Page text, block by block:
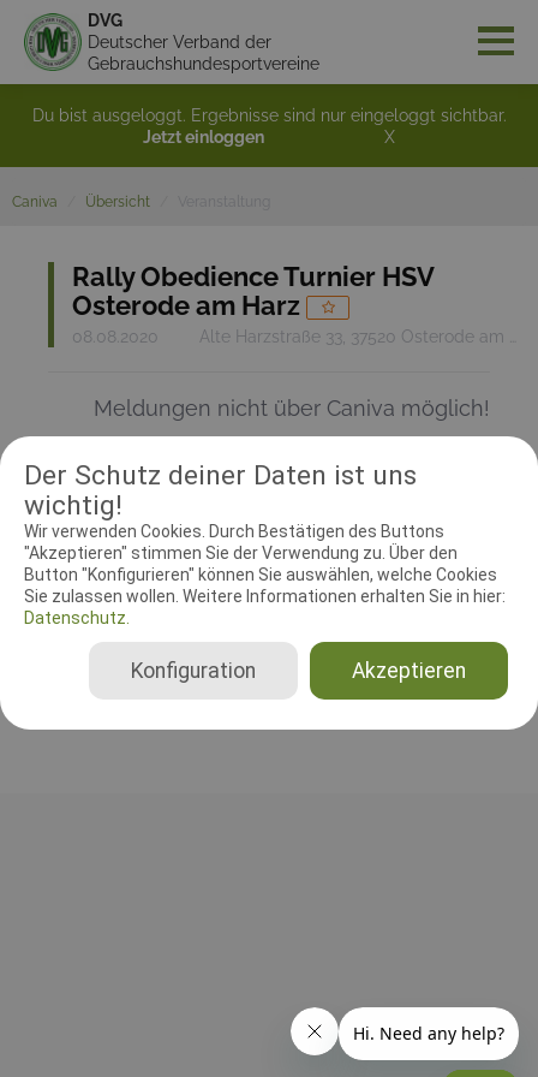
Der Schutz deiner Daten ist uns
wichtig!
Wir verwenden Cookies. Durch Bestätigen des Buttons
"Akzeptieren" stimmen Sie der Verwendung zu. Über den
Button "Konfigurieren" können Sie auswählen, welche Cookies
Sie zulassen wollen. Weitere Informationen erhalten Sie in hier:
Datenschutz.
Akzeptieren
Konfiguration
DVG
Deutscher Verband der
Gebrauchshundesportvereine
Du bist ausgeloggt. Ergebnisse sind nur eingeloggt sichtbar.
Jetzt einloggen
X
Caniva Übersicht
Rally Obedience Turnier HSV
Osterode am Harz
08.08.2020 Alte Harzstraße 33, 37520 Osterode am Harz
Meldungen nicht über Caniva möglich!
RICHTER UND HELFER
Leistungsrichter
Pamela Toske
Beginner, Klasse 1, Klasse 2, Klasse 3, Senioren